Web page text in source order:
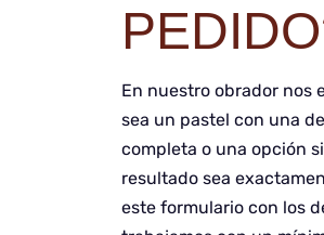
En nuestro obrador nos
sea un pastel con una
completa o una opción
resultado sea
este formulario con los